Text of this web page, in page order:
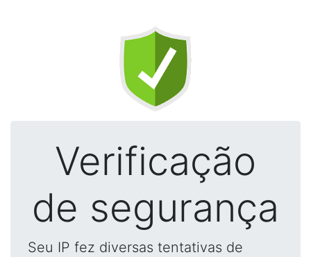
Verificação
de segurança
Seu IP fez diversas tentativas de